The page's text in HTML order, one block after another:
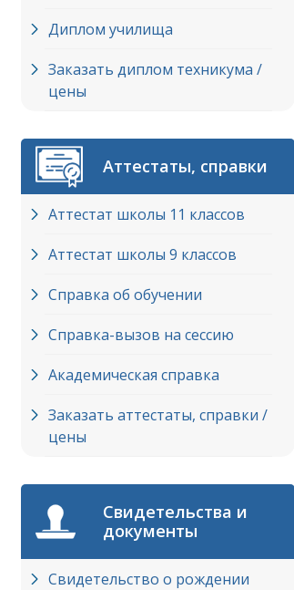
Диплом училища
Заказать диплом техникума /
цены
Аттестаты, справки
Аттестат школы 11 классов
Аттестат школы 9 классов
Справка об обучении
Справка-вызов на сессию
Академическая справка
Заказать аттестаты, справки /
цены
Свидетельства и
документы
Свидетельство о рождении